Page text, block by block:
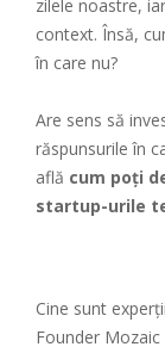
zilele noastre,
context. Însă,
în care nu?
Are sens să
răspunsurile în
află cum poți
startup-urile
Cine sunt
Founder